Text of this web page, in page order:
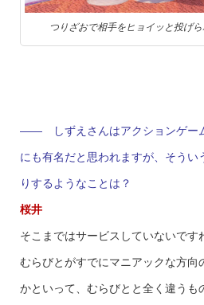
つりざおで相手をヒョイッと投げ
—— しずえさんはアクションゲー
にも有名だと思われますが、そうい
りするようなことは？
桜井
そこまではサービスしていないです
むらびとがすでにマニアックな方向
かといって、むらびとと全く違うも